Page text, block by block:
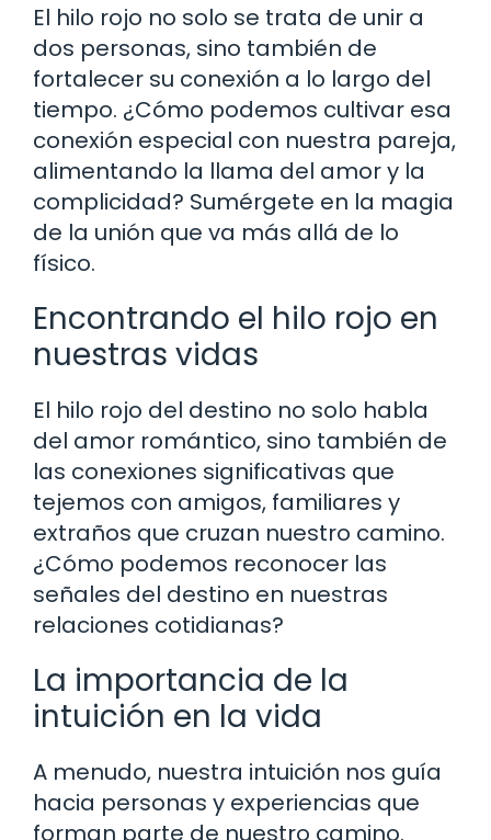
El hilo rojo no solo se trata de unir a
dos personas, sino también de
fortalecer su conexión a lo largo del
tiempo. ¿Cómo podemos cultivar esa
conexión especial con nuestra pareja,
alimentando la llama del amor y la
complicidad? Sumérgete en la magia
de la unión que va más allá de lo
físico.
Encontrando el hilo rojo en
nuestras vidas
El hilo rojo del destino no solo habla
del amor romántico, sino también de
las conexiones significativas que
tejemos con amigos, familiares y
extraños que cruzan nuestro camino.
¿Cómo podemos reconocer las
señales del destino en nuestras
relaciones cotidianas?
La importancia de la
intuición en la vida
A menudo, nuestra intuición nos guía
hacia personas y experiencias que
forman parte de nuestro camino.